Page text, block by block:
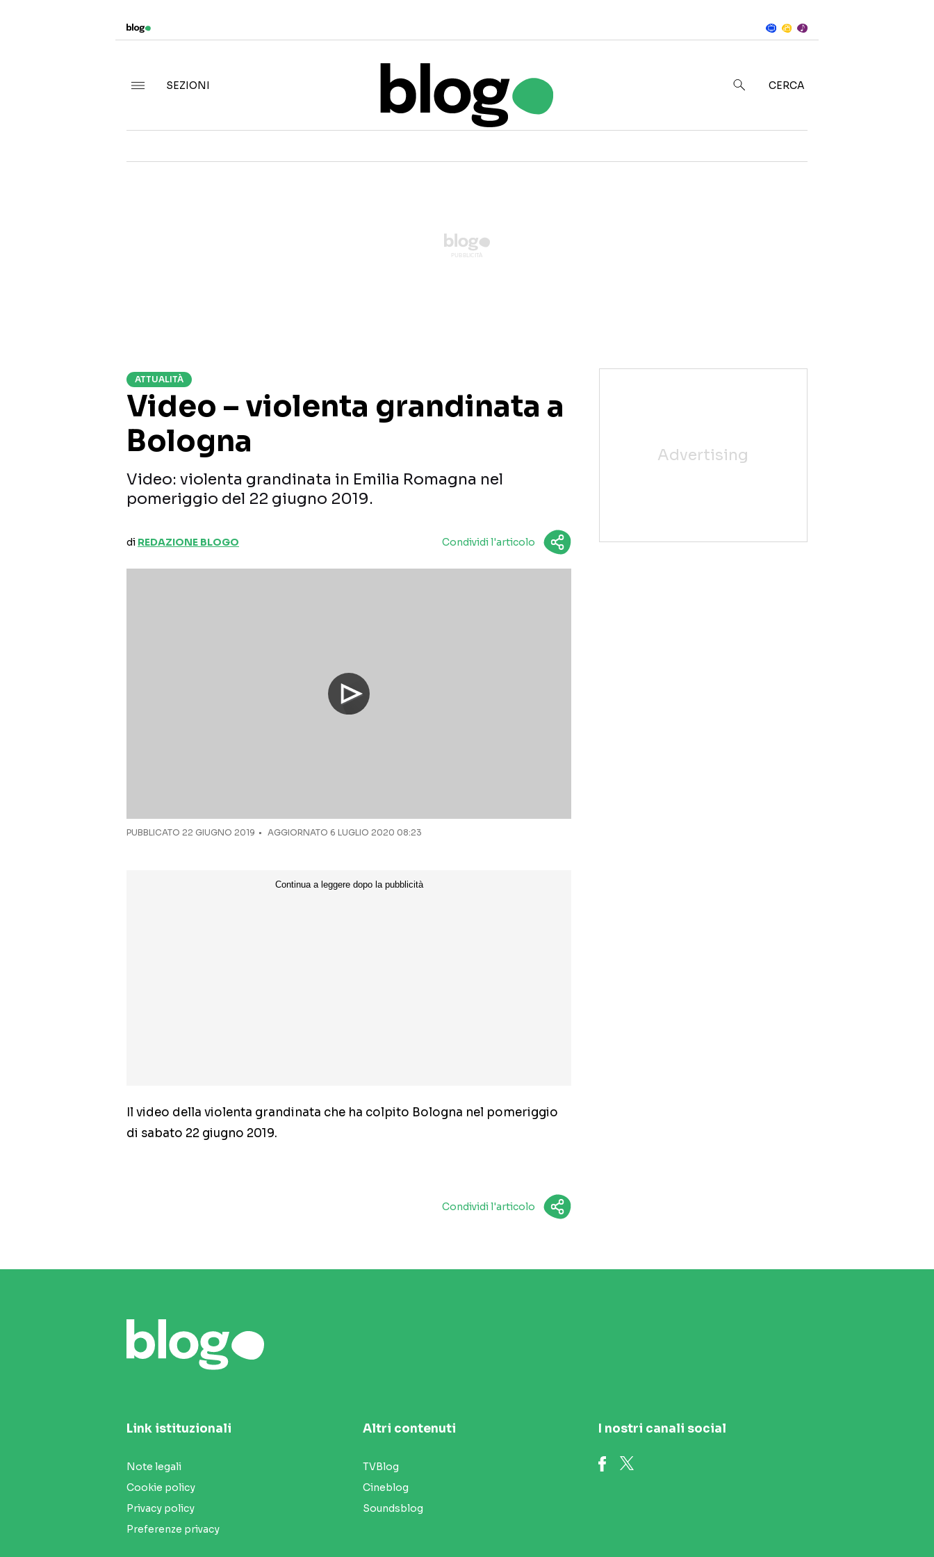
in Notizie
SEZIONI CERCA
ATTUALITÀ
Video – violenta grandinata a
Bologna
Video: violenta grandinata in Emilia Romagna nel
pomeriggio del 22 giugno 2019.
di REDAZIONE BLOGO Condividi l'articolo
PUBBLICATO 22 GIUGNO 2019 AGGIORNATO 6 LUGLIO 2020 08:23
Il video della violenta grandinata che ha colpito Bologna nel pomeriggio
di sabato 22 giugno 2019.
Condividi l'articolo
Link istituzionali
Note legali
Cookie policy
Privacy policy
Preferenze privacy
Altri contenuti
TVBlog
Cineblog
Soundsblog
I nostri canali social